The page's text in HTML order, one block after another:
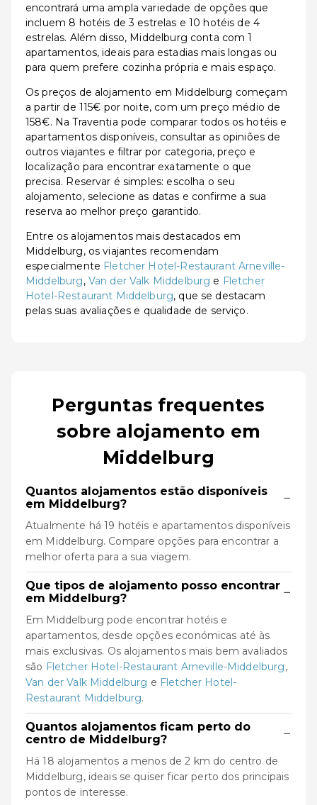
encontrará uma ampla variedade de opções que
incluem 8 hotéis de 3 estrelas e 10 hotéis de 4
estrelas. Além disso, Middelburg conta com 1
apartamentos, ideais para estadias mais longas ou
para quem prefere cozinha própria e mais espaço.
Os preços de alojamento em Middelburg começam
a partir de 115€ por noite, com um preço médio de
158€. Na Traventia pode comparar todos os hotéis e
apartamentos disponíveis, consultar as opiniões de
outros viajantes e filtrar por categoria, preço e
localização para encontrar exatamente o que
precisa. Reservar é simples: escolha o seu
alojamento, selecione as datas e confirme a sua
reserva ao melhor preço garantido.
Entre os alojamentos mais destacados em
Middelburg, os viajantes recomendam
especialmente Fletcher Hotel-Restaurant Arneville-
Middelburg, Van der Valk Middelburg e Fletcher
Hotel-Restaurant Middelburg, que se destacam
pelas suas avaliações e qualidade de serviço.
Perguntas frequentes
sobre alojamento em
Middelburg
Quantos alojamentos estão disponíveis
em Middelburg?
−
Atualmente há 19 hotéis e apartamentos disponíveis
em Middelburg. Compare opções para encontrar a
melhor oferta para a sua viagem.
Que tipos de alojamento posso encontrar
em Middelburg?
−
Em Middelburg pode encontrar hotéis e
apartamentos, desde opções económicas até às
mais exclusivas. Os alojamentos mais bem avaliados
são Fletcher Hotel-Restaurant Arneville-Middelburg,
Van der Valk Middelburg e Fletcher Hotel-
Restaurant Middelburg.
Quantos alojamentos ficam perto do
centro de Middelburg?
−
Há 18 alojamentos a menos de 2 km do centro de
Middelburg, ideais se quiser ficar perto dos principais
pontos de interesse.